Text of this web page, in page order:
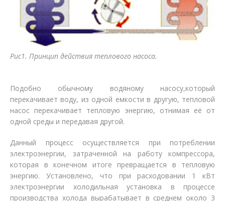
Рис1. Принцип действия теплового насоса.
Подобно обычному водяному насосу,который
перекачивает воду, из одной емкости в другую, тепловой
насос перекачивает тепловую энергию, отнимая её от
одной среды и передавая другой.
Данный процесс осуществляется при потреблении
электроэнергии, затраченной на работу компрессора,
которая в конечном итоге превращается в тепловую
энергию. Установлено, что при расходовании 1 кВт
электроэнергии холодильная установка в процессе
производства холода вырабатывает в среднем около 3